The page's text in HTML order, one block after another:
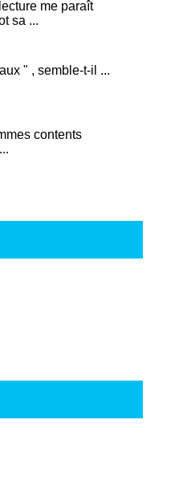
me paraît
sa ...
" , semble-t-il ...
contents